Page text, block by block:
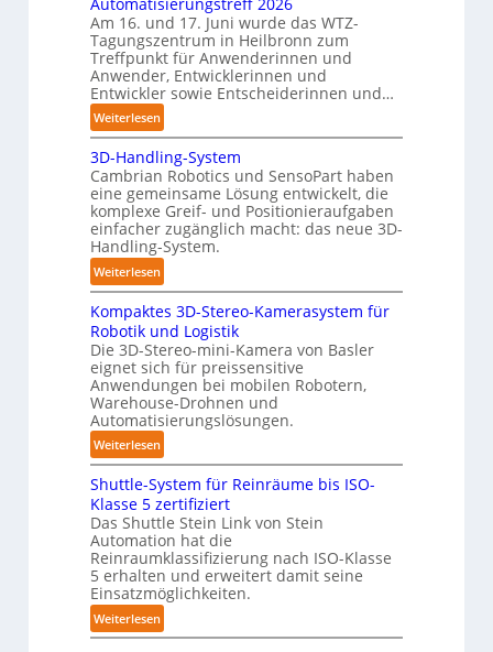
e
n
e
n
p
e
r
o
b
o
t
s
b
e
s
t
ä
n
d
i
g
e
P
o
l
y
m
e
r
l
a
g
e
r
f
ü
r
T
a
u
c
h
Am 16. und 17. Juni wurde das WTZ-
Tagungszentrum in Heilbronn zum
Treffpunkt für Anwenderinnen und
Anwender, Entwicklerinnen und
Entwickler sowie Entscheiderinnen und…
Weiterlesen:
A
u
t
o
m
a
t
i
s
i
e
r
u
n
g
s
r
e
f
f
2
0
2
6
3D-Handling-System
Cambrian Robotics und SensoPart haben
eine gemeinsame Lösung entwickelt, die
komplexe Greif- und Positionieraufgaben
einfacher zugänglich macht: das neue 3D-
Handling-System.
Weiterlesen:
3
D
-
H
a
n
d
l
i
n
g
-
S
y
s
t
e
Kompaktes 3D-Stereo-Kamerasystem für
Robotik und Logistik
Die 3D-Stereo-mini-Kamera von Basler
eignet sich für preissensitive
Anwendungen bei mobilen Robotern,
Warehouse-Drohnen und
Automatisierungslösungen.
Weiterlesen:
K
o
m
p
a
k
t
e
s
Shuttle-System für Reinräume bis ISO-
Klasse 5 zertifiziert
Das Shuttle Stein Link von Stein
Automation hat die
Reinraumklassifizierung nach ISO-Klasse
5 erhalten und erweitert damit seine
Einsatzmöglichkeiten.
Weiterlesen:
S